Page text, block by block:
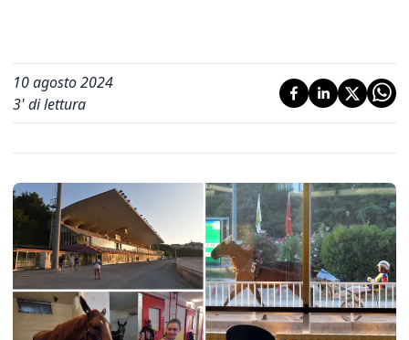
10 agosto 2024
3' di lettura